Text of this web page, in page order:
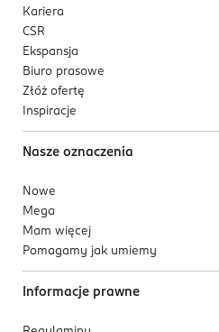
Kariera
CSR
Ekspansja
Biuro prasowe
Złóż ofertę
Inspiracje
Nasze oznaczenia
Nowe
Mega
Mam więcej
Pomagamy jak umiemy
Informacje prawne